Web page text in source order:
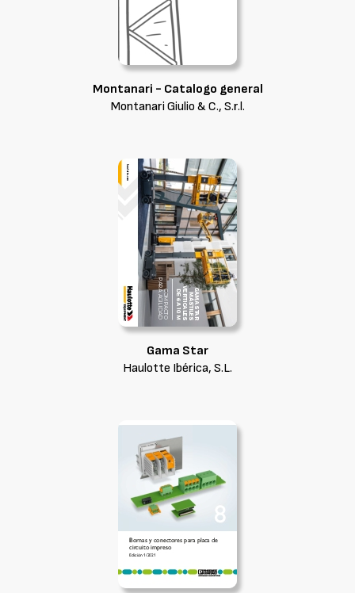
Montanari - Catalogo general
Montanari Giulio & C., S.r.l.
Gama Star
Haulotte Ibérica, S.L.